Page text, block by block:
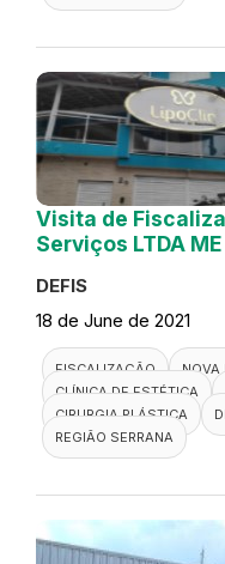
Visita de
Serviços LTDA ME
DEFIS
18 de June de 2021
FISCALIZAÇÃO
NOVA
CLÍNICA DE ESTÉTICA
CIRURGIA PLÁSTICA
REGIÃO SERRANA